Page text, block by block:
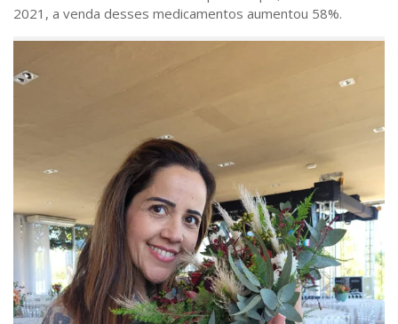
2021, a venda desses medicamentos aumentou 58%.